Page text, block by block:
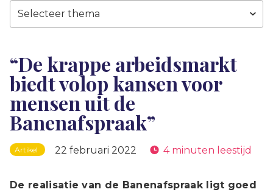
Selecteer thema
“De krappe arbeidsmarkt
biedt volop kansen voor
mensen uit de
Banenafspraak”
Artikel 22 februari 2022 4 minuten leestijd
De realisatie van de Banenafspraak ligt goed